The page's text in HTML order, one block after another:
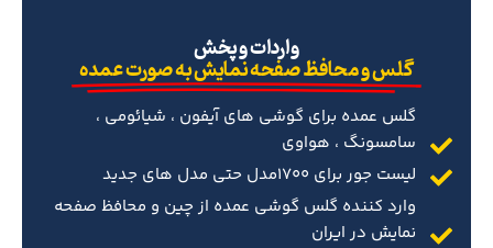
‌واردات و پخش
گلس و محافظ صفحه نمایش به صورت عمده
گلس عمده برای گوشی های آیفون ، شیائومی ،
سامسونگ ، هواوی
لیست جور برای 1700مدل حتی مدل های جدید
وارد کننده گلس گوشی عمده از چین و محافظ صفحه
نمایش در ایران